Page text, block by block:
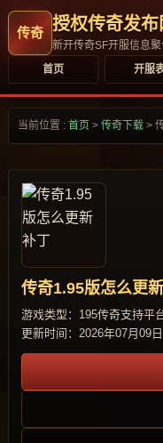
授权传奇发布
新开传奇SF开服信息聚
首页
开服
当前位置 : 首页 > 传奇下载 >
传奇1.95版怎么更
游戏类型：195传奇支持平
更新时间：2026年07月09日